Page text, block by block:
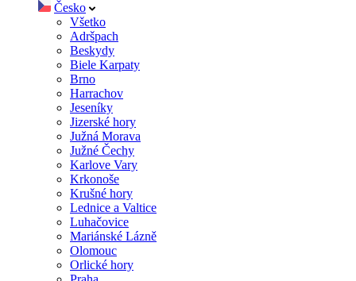
Česko
Všetko
Adršpach
Beskydy
Biele Karpaty
Brno
Harrachov
Jeseníky
Jizerské hory
Južná Morava
Južné Čechy
Karlove Vary
Krkonoše
Krušné hory
Lednice a Valtice
Luhačovice
Mariánské Lázně
Olomouc
Orlické hory